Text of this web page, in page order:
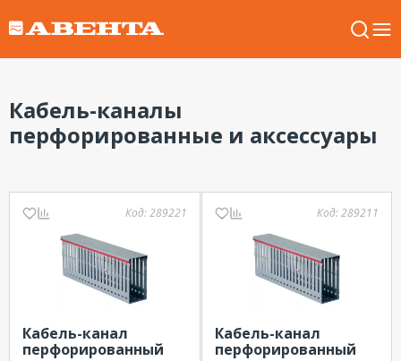
Кабель-каналы
перфорированные и аксессуары
Код:289221
Кабель-канал
перфорированный
Код:289211
Кабель-канал
перфорированный